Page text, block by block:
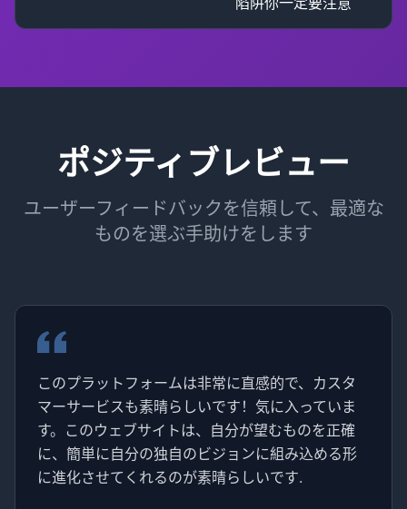
ポジティブレビュー
ユーザーフィードバックを信頼して、最適な
ものを選ぶ手助けをします
このプラットフォームは非常に直感的で、カスタ
マーサービスも素晴らしいです！気に入っていま
す。このウェブサイトは、自分が望むものを正確
に、簡単に自分の独自のビジョンに組み込める形
に進化させてくれるのが素晴らしいです.